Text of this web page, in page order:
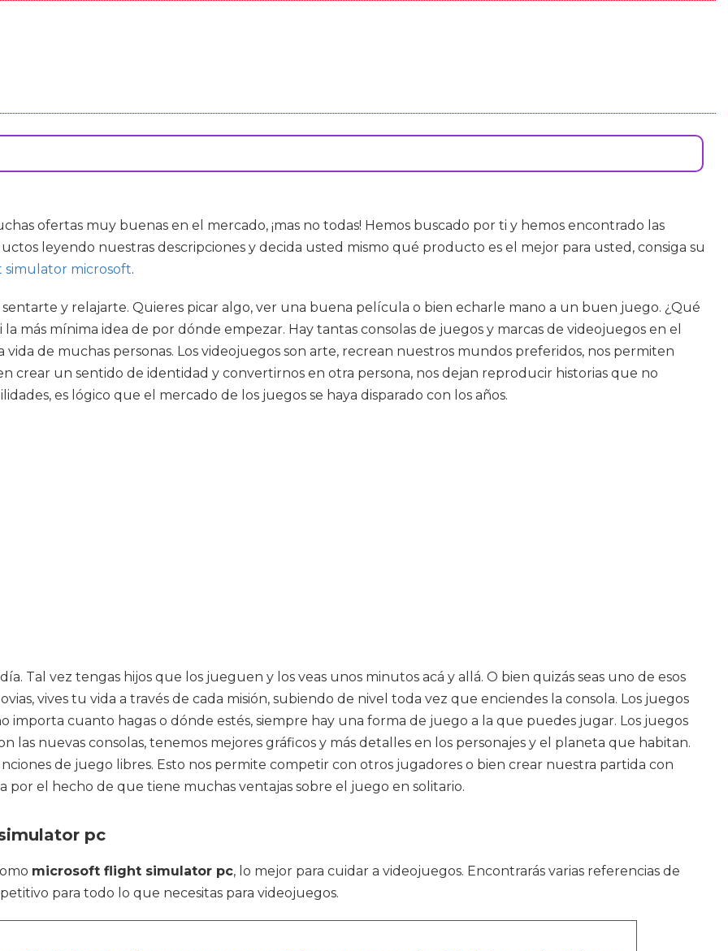
ofertas muy buenas en el mercado, ¡mas no todas! Hemos buscado por ti y hemos encontrado las
leyendo nuestras descripciones y decida usted mismo qué producto es el mejor para usted, consiga su
simulator microsoft.
y relajarte. Quieres picar algo, ver una buena película o bien echarle mano a un buen juego. ¿Qué
más mínima idea de por dónde empezar. Hay tantas consolas de juegos y marcas de videojuegos en el
de muchas personas. Los videojuegos son arte, recrean nuestros mundos preferidos, nos permiten
crear un sentido de identidad y convertirnos en otra persona, nos dejan reproducir historias que no
es lógico que el mercado de los juegos se haya disparado con los años.
Tal vez tengas hijos que los jueguen y los veas unos minutos acá y allá. O bien quizás seas uno de esos
vives tu vida a través de cada misión, subiendo de nivel toda vez que enciendes la consola. Los juegos
importa cuanto hagas o dónde estés, siempre hay una forma de juego a la que puedes jugar. Los juegos
las nuevas consolas, tenemos mejores gráficos y más detalles en los personajes y el planeta que habitan.
de juego libres. Esto nos permite competir con otros jugadores o bien crear nuestra partida con
por el hecho de que tiene muchas ventajas sobre el juego en solitario.
pc
microsoft flight simulator pc, lo mejor para cuidar a videojuegos. Encontrarás varias referencias de
para todo lo que necesitas para videojuegos.